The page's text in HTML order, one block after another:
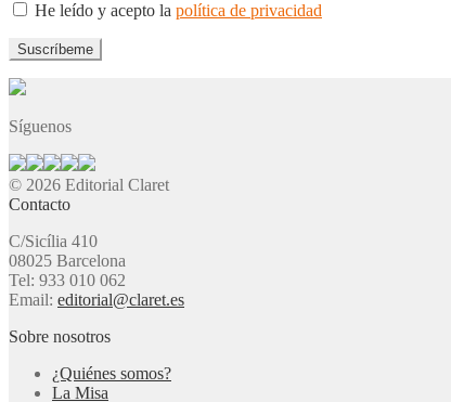
He leído y acepto la política de privacidad
Síguenos
© 2026 Editorial Claret
Contacto
C/Sicília 410
08025 Barcelona
Tel: 933 010 062
Email: editorial@claret.es
Sobre nosotros
¿Quiénes somos?
La Misa